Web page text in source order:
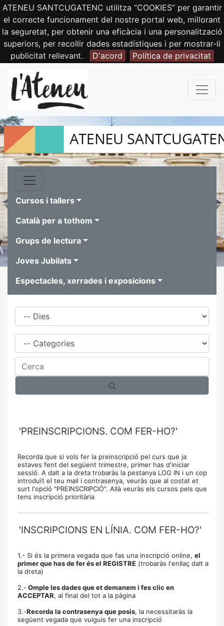
ATENEU SANTCUGATENC utilitza “COOKIES” per garantir
el correcte funcionament del nostre portal web, millorant
la seguretat, per obtenir una eficàcia i una personalització
superiors, per recollir dades estadístiques i per mostrar-li
publicitat rellevant.
D'acord Política de privacitat
Cursos i tallers
Català per a tothom
Grups de lectura
Joves Jubilats
Espectacles, xerrades i exposicions
Dies
Família
Cerca
'PREINSCRIPCIONS. COM FER-HO?'
Recorda que si vols fer la preinscripció pel curs que ja
estaves fent del següent trimestre, primer has d'iniciar
sessió. A dalt a la dreta trobaràs la pestanya LOG IN i un cop
introduït el teu mail i contrasenya, veuràs que al costat et
surt l'opció "PREINSCRIPCIÓ". Allà veuràs els cursos pels que
tens inscripció prioritària
'INSCRIPCIONS EN LÍNIA. COM FER-HO?'
1.- Si és la primera vegada que fas una inscripció online, el
primer que has de fer és el REGISTRE (trobaràs l'enllaç dalt a
la dreta)
2.- Omple les dades que et demanem i fes clic en
ACCEPTAR, al final del tot a la pàgina
3.-Recorda la contrasenya que posis, la necessitaràs la
següent vegada que vulguis fer una inscripció